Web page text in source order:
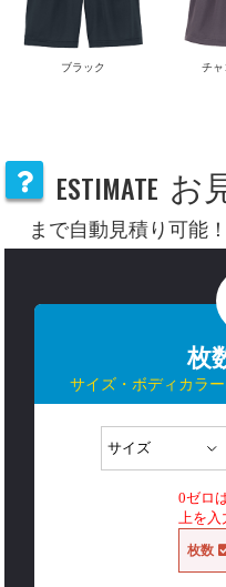
ブラック チャ
ESTIMATE お
まで自動見積り可能
枚
サイズ・ボディカラ
0ゼロ
上を入
枚数